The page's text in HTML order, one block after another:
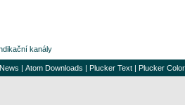
kanály
| Atom Downloads | Plucker Text | Plucker Color